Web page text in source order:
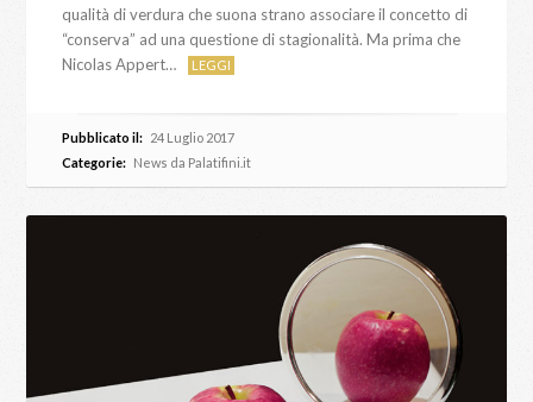
qualità di verdura che suona strano associare il concetto di
“conserva” ad una questione di stagionalità. Ma prima che
Nicolas Appert…
LEGGI
Pubblicato il: 24 Luglio 2017
Categorie: News da Palatifini.it